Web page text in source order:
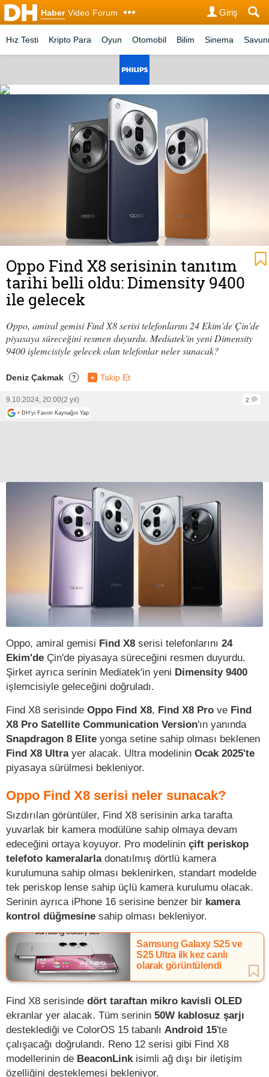
Haber Video Forum Giriş
Hız Testi Kripto Para Oyun Otomobil Bilim Sinema
Oppo Find X8 serisinin tanıtım
tarihi belli oldu: Dimensity 9400
ile gelecek
Oppo, amiral gemisi Find X8 serisi telefonlarını 24 Ekim'de Çin'de
piyasaya süreceğini resmen duyurdu. Mediatek'in yeni Dimensity
9400 işlemcisiyle gelecek olan telefonlar neler sunacak?
Deniz Çakmak ? + Takip Et
9.10.2024, 20:00(2 yıl)
2
+ DH'yi Favori Kaynağın Yap
Oppo, amiral gemisi Find X8 serisi telefonlarını 24
Ekim'de Çin'de piyasaya süreceğini resmen duyurdu.
Şirket ayrıca serinin Mediatek'in yeni Dimensity 9400
işlemcisiyle geleceğini doğruladı.
Find X8 serisinde Oppo Find X8, Find X8 Pro ve Find
X8 Pro Satellite Communication Version'ın yanında
Snapdragon 8 Elite yonga setine sahip olması beklenen
Find X8 Ultrayer alacak. Ultra modelinin Ocak 2025'te
piyasaya sürülmesi bekleniyor.
Oppo Find X8 serisi neler sunacak?
Sızdırılan görüntüler, Find X8 serisinin arka tarafta
yuvarlak bir kamera modülüne sahip olmaya devam
edeceğini ortaya koyuyor. Pro modelinin çift periskop
telefoto kameralarladonatılmış dörtlü kamera
kurulumuna sahip olması beklenirken, standart modelde
tek periskop lense sahip üçlü kamera kurulumu olacak.
Serinin ayrıca iPhone 16 serisine benzer bir kamera
kontrol düğmesine sahip olması bekleniyor.
Samsung Galaxy S25 ve
S25 Ultra ilk kez canlı
olarak görüntülendi
Find X8 serisinde dört taraftan mikro kavisli OLED
ekranlar yer alacak. Tüm serinin 50W kablosuz şarjı
desteklediği ve ColorOS 15 tabanlı Android 15'te
çalışacağı doğrulandı. Reno 12 serisi gibi Find X8
modellerinin de BeaconLink isimli ağ dışı bir iletişim
özelliğini desteklemesi bekleniyor.